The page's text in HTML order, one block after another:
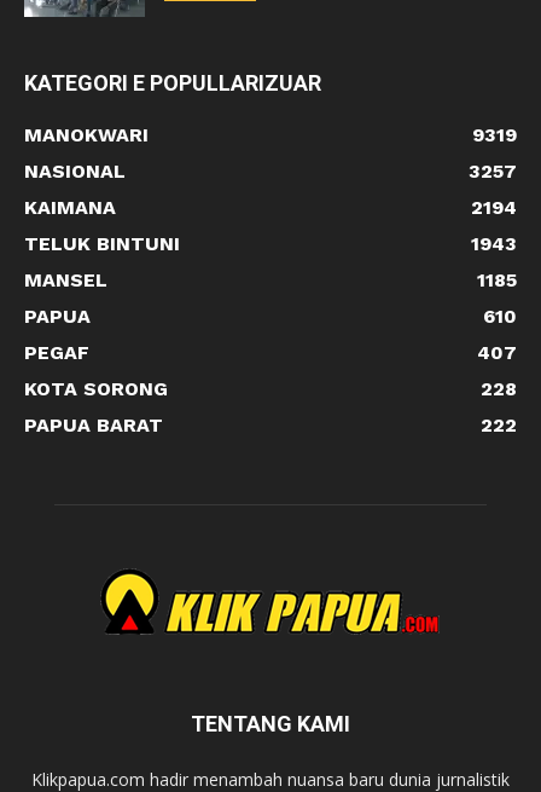
KATEGORI E POPULLARIZUAR
MANOKWARI
9319
NASIONAL
3257
KAIMANA
2194
TELUK BINTUNI
1943
MANSEL
1185
PAPUA
610
PEGAF
407
KOTA SORONG
228
PAPUA BARAT
222
TENTANG KAMI
Klikpapua.com hadir menambah nuansa baru dunia jurnalistik